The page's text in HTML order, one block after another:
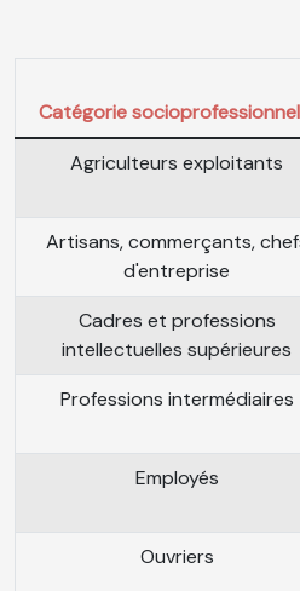
Catégorie
Agriculteurs exploitants
Artisans, commerçants,
d'entreprise
Cadres et professions
intellectuelles supérieures
Professions intermédiaires
Employés
Ouvriers